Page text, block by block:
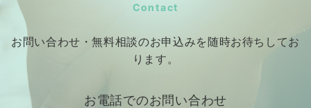
Contact
お問い合わせ・無料相談のお申込みを随時お待ちしてお
ります。
お電話でのお問い合わせ